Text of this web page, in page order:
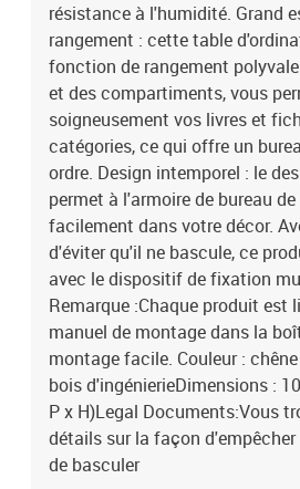
résistance à l'humidité. Grand
rangement : cette table
fonction de rangement
et des compartiments, vous
soigneusement vos livres et
catégories, ce qui offre un
ordre. Design intemporel : le
permet à l'armoire de bureau
facilement dans votre décor.
d'éviter qu'il ne bascule, ce
avec le dispositif de fixation
Remarque :Chaque produit est
manuel de montage dans la
montage facile. Couleur :
bois d'ingénierieDimensions :
P x H)Legal Documents:Vous
détails sur la façon
de basculer